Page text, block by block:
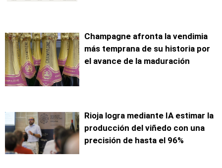
Champagne afronta la vendimia
más temprana de su historia por
el avance de la maduración
Rioja logra mediante IA estimar la
producción del viñedo con una
precisión de hasta el 96%